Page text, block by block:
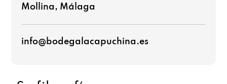
Mollina, Málaga
info@bodegalacapuchina.es